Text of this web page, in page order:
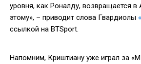
уровня, как Роналду, возвращается в
этому», – приводит слова Гвардиолы
ссылкой на BTSport.
Напомним, Криштиану уже играл за